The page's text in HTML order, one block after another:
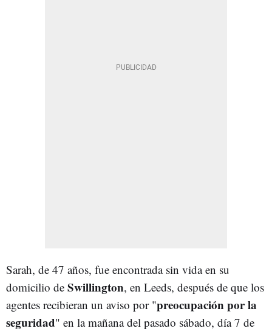
Sarah, de 47 años, fue encontrada sin vida en su
domicilio de Swillington, en Leeds, después de que los
agentes recibieran un aviso por "preocupación por la
seguridad" en la mañana del pasado sábado, día 7 de